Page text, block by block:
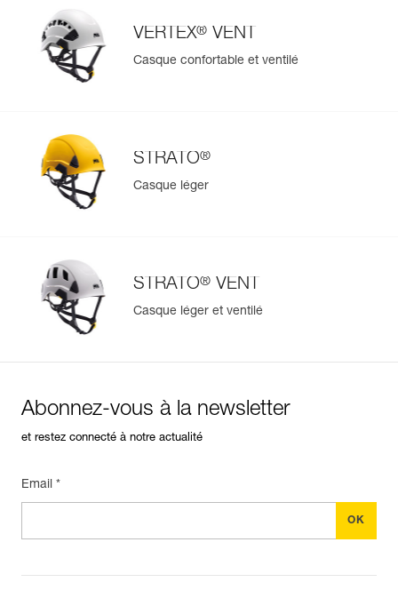
VERTEX® VENT
Casque confortable et ventilé
STRATO®
Casque léger
STRATO® VENT
Casque léger et ventilé
Abonnez-vous à la newsletter
et restez connecté à notre actualité
Email *